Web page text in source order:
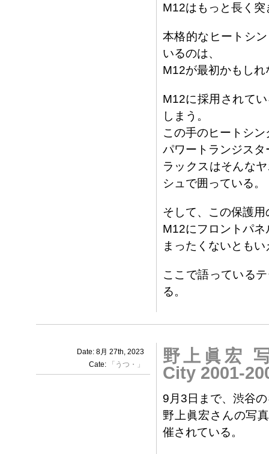
M12はもっと長く
本格的なヒートシ
いるのは、
M12が最初かもしれ
M12に採用されて
しまう。
この手のヒートシ
パワートランジス
ラックスはそんな
シュで囲っている。
そして、この保護
M12にフロントパ
まったくないとも
ここで語っている
る。
Date: 8月 27th, 2023
Cate:
「うつ・」
野上眞宏
City 2001-
9月3日まで、渋谷の
野上眞宏さんの写
催されている。